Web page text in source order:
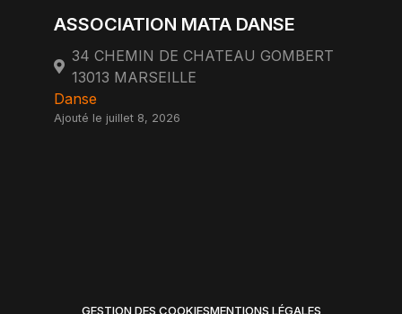
ASSOCIATION MATA DANSE
34 CHEMIN DE CHATEAU GOMBERT
13013 MARSEILLE
Danse
Ajouté le juillet 8, 2026
GESTION DES COOKIESMENTIONS LÉGALES